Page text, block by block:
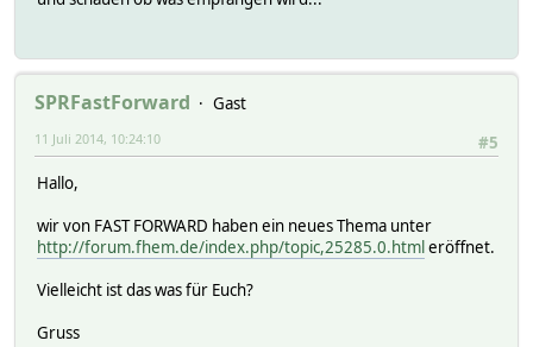
SPRFastForward
Gast
#5
11 Juli 2014, 10:24:10
Hallo,
wir von FAST FORWARD haben ein neues Thema unter
http://forum.fhem.de/index.php/topic,25285.0.html eröffnet.
Vielleicht ist das was für Euch?
Gruss